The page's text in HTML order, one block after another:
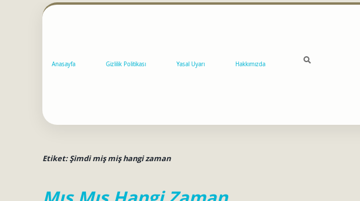
Anasayfa Gizlilik Politikası Yasal Uyarı Hakkımızda
Etiket:Şimdi miş miş hangi zaman